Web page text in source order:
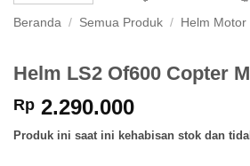
Beranda / Semua Produk / Helm Motor
Helm LS2 Of600 Copter
Rp 2.290.000
Produk ini saat ini kehabisan stok dan